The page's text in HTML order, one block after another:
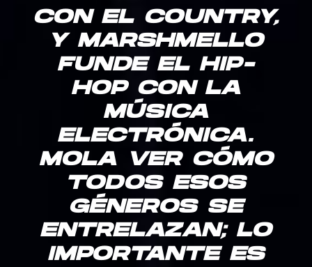
CON EL COUNTRY,
Y MARSHMELLO
FUNDE EL HIP-
HOP CON LA
MÚSICA
ELECTRÓNICA.
MOLA VER CÓMO
TODOS ESOS
GÉNEROS SE
ENTRELAZAN; LO
IMPORTANTE ES